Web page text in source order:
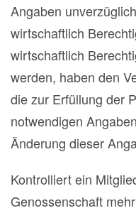
Angaben
wirtschaftlich
wirtschaftlich
werden, haben den
die zur Erfüllung der
notwendigen
Änderung dieser
Kontrolliert ein
Genossenschaft